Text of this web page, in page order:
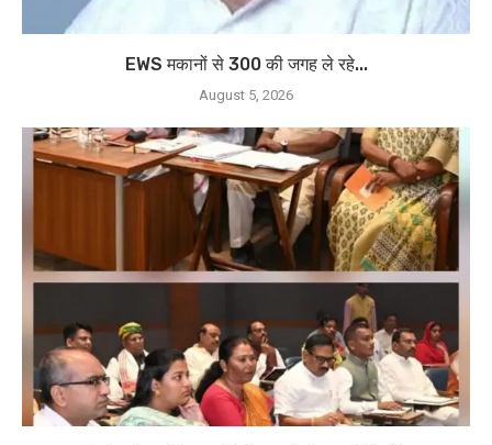
EWS मकानों से 300 की जगह ले रहे...
August 5, 2026